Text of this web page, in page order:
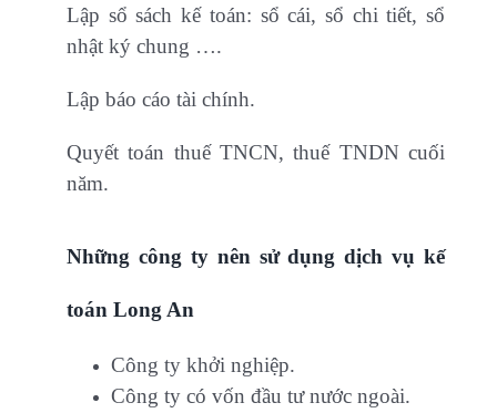
Lập sổ sách kế toán: sổ cái, sổ chi tiết, sổ
nhật ký chung ….
Lập báo cáo tài chính.
Quyết toán thuế TNCN, thuế TNDN cuối
năm.
Những công ty nên sử dụng dịch vụ kế
toán Long An
Công ty khởi nghiệp.
Công ty có vốn đầu tư nước ngoài.